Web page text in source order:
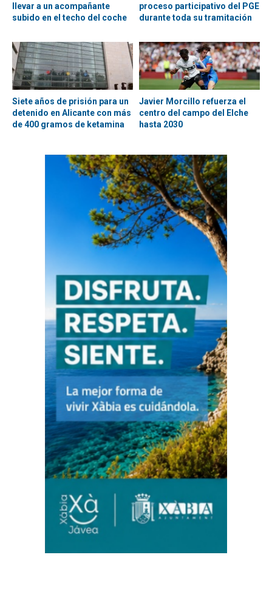
llevar a un acompañante
subido en el techo del coche
proceso participativo del PGE
durante toda su tramitación
Siete años de prisión para un
detenido en Alicante con más
de 400 gramos de ketamina
Javier Morcillo refuerza el
centro del campo del Elche
hasta 2030